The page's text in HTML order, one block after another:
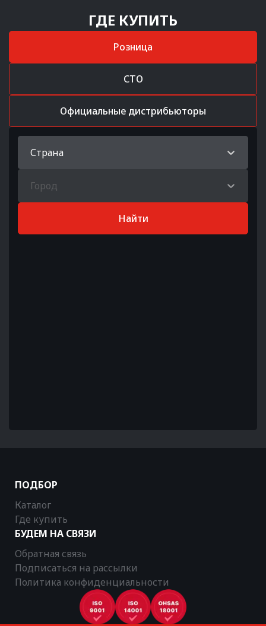
ГДЕ КУПИТЬ
Розница
СТО
Официальные дистрибьюторы
Страна
Город
Найти
ПОДБОР
Каталог
Где купить
БУДЕМ НА СВЯЗИ
Обратная связь
Подписаться на рассылки
Политика конфиденциальности